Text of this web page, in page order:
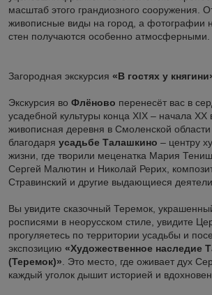
масштаб этого грандиозного сооружения.
живописные виды на город, а фотографии
стен получаются особенно атмосферными.
Загородная экскурсия «В гостях у
Экскурсия во Флёново перенесёт вас в
усадебной культуры конца XIX – начала XX
живописная деревня в Смоленской
благодаря усадьбе Талашкино – центру
жизни, где творили меценатка Мария
Сергей Малютин и Николай Рерих,
Стравинский и другие выдающиеся деятели
Вы увидите сказочный Теремок,
росписями в неорусском стиле, увидите
прогуляетесь по территории усадьбы и
экспозицию «Художественное наследие
(Теремок)» . Это место, где оживает дух
каждый уголок дышит историей и